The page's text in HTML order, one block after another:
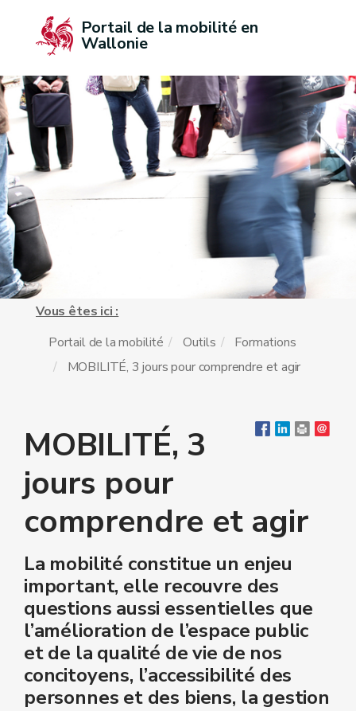
Portail de la mobilité en
Wallonie
Vous êtes ici :
Portail de la mobilité
Outils
Formations
MOBILITÉ, 3 jours pour comprendre et agir
MOBILITÉ, 3
jours pour
comprendre et agir
La mobilité constitue un enjeu
important, elle recouvre des
questions aussi essentielles que
l’amélioration de l’espace public
et de la qualité de vie de nos
concitoyens, l’accessibilité des
personnes et des biens, la gestion